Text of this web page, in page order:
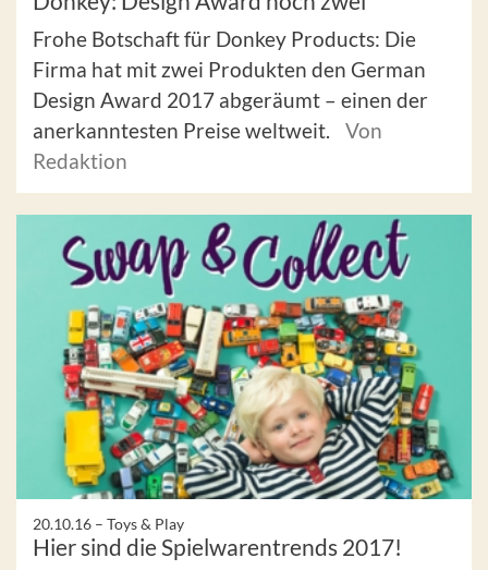
Frohe Botschaft für Donkey Products: Die
Firma hat mit zwei Produkten den German
Design Award 2017 abgeräumt – einen der
anerkanntesten Preise weltweit.
Von
Redaktion
20.10.16 – Toys & Play
Hier sind die Spielwarentrends 2017!